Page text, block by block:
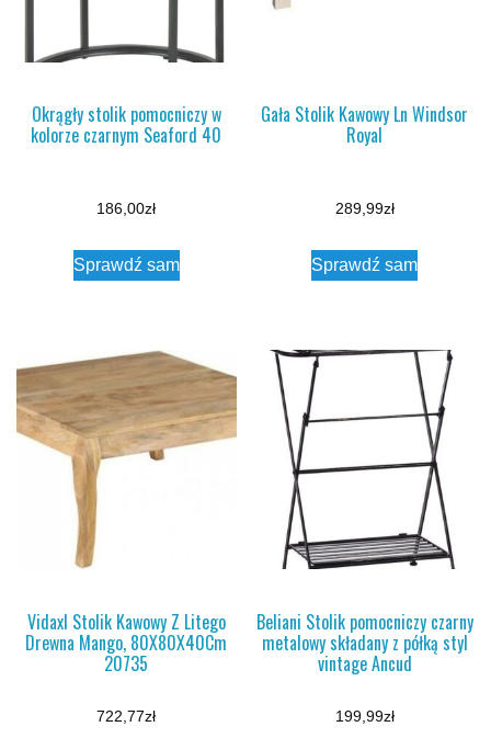
Okrągły stolik pomocniczy w
kolorze czarnym Seaford 40
186,00zł
Sprawdź sam
Gała Stolik Kawowy Ln Windsor
Royal
289,99zł
Sprawdź sam
Vidaxl Stolik Kawowy Z Litego
Drewna Mango, 80X80X40Cm
20735
722,77zł
Beliani Stolik pomocniczy czarny
metalowy składany z półką styl
vintage Ancud
199,99zł